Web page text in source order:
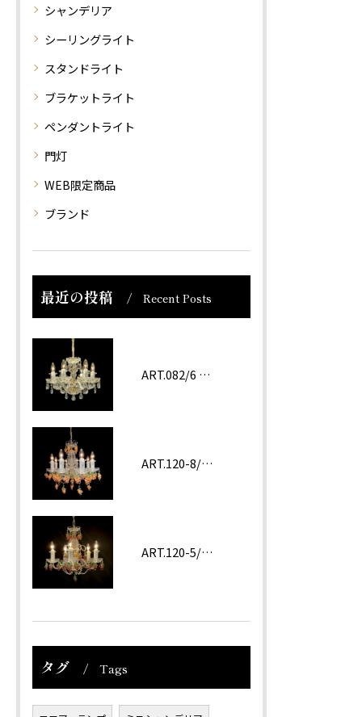
シャンデリア
シーリングライト
スタンドライト
ブラケットライト
ペンダントライト
門灯
WEB限定商品
ブランド
最近の投稿 Recent Posts
ART.082/6 prc
ART.120-8/62 ROSA
ART.120-5/62 Amethyst
タグ Tags